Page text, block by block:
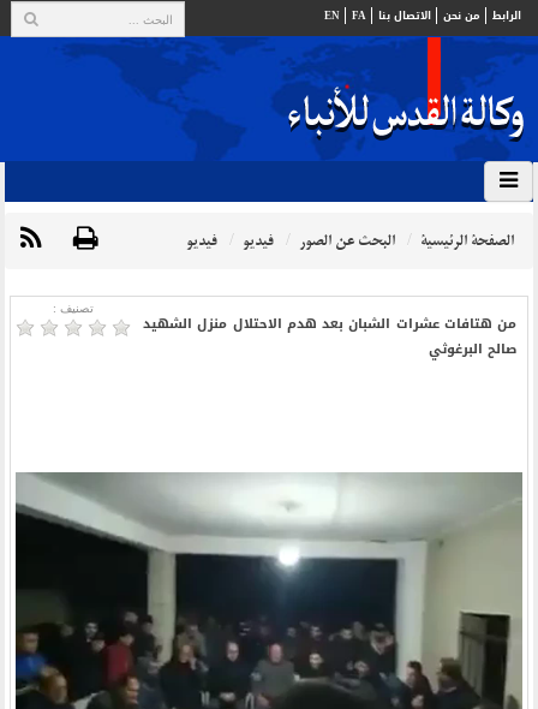
الرابط من نحن الاتصال بنا FA
EN
الصفحة الرئيسية البحث عن الصور فيديو فيديو
تصنیف :
من هتافات عشرات الشبان بعد هدم الاحتلال منزل الشهيد
صالح البرغوثي